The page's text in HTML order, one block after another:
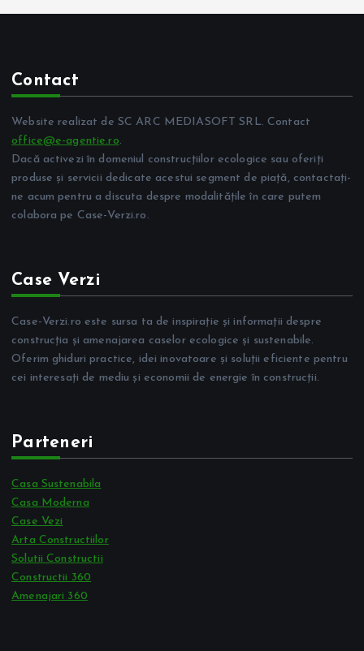
Contact
Website realizat de SC ARC MEDIASOFT SRL. Contact
office@e-agentie.ro.
Dacă activezi în domeniul construcțiilor ecologice sau oferiți
produse și servicii dedicate acestui segment de piață, contactați-
ne acum pentru a discuta despre modalitățile în care putem
colabora pe Case-Verzi.ro.
Case Verzi
Case-Verzi.ro este sursa ta de inspirație și informații despre
construcția și amenajarea caselor ecologice și sustenabile.
Oferim ghiduri practice, idei inovatoare și soluții eficiente pentru
cei interesați de mediu și economii de energie în construcții.
Parteneri
Casa Sustenabila
Casa Moderna
Case Vezi
Arta Constructiilor
Solutii Constructii
Constructii 360
Amenajari 360